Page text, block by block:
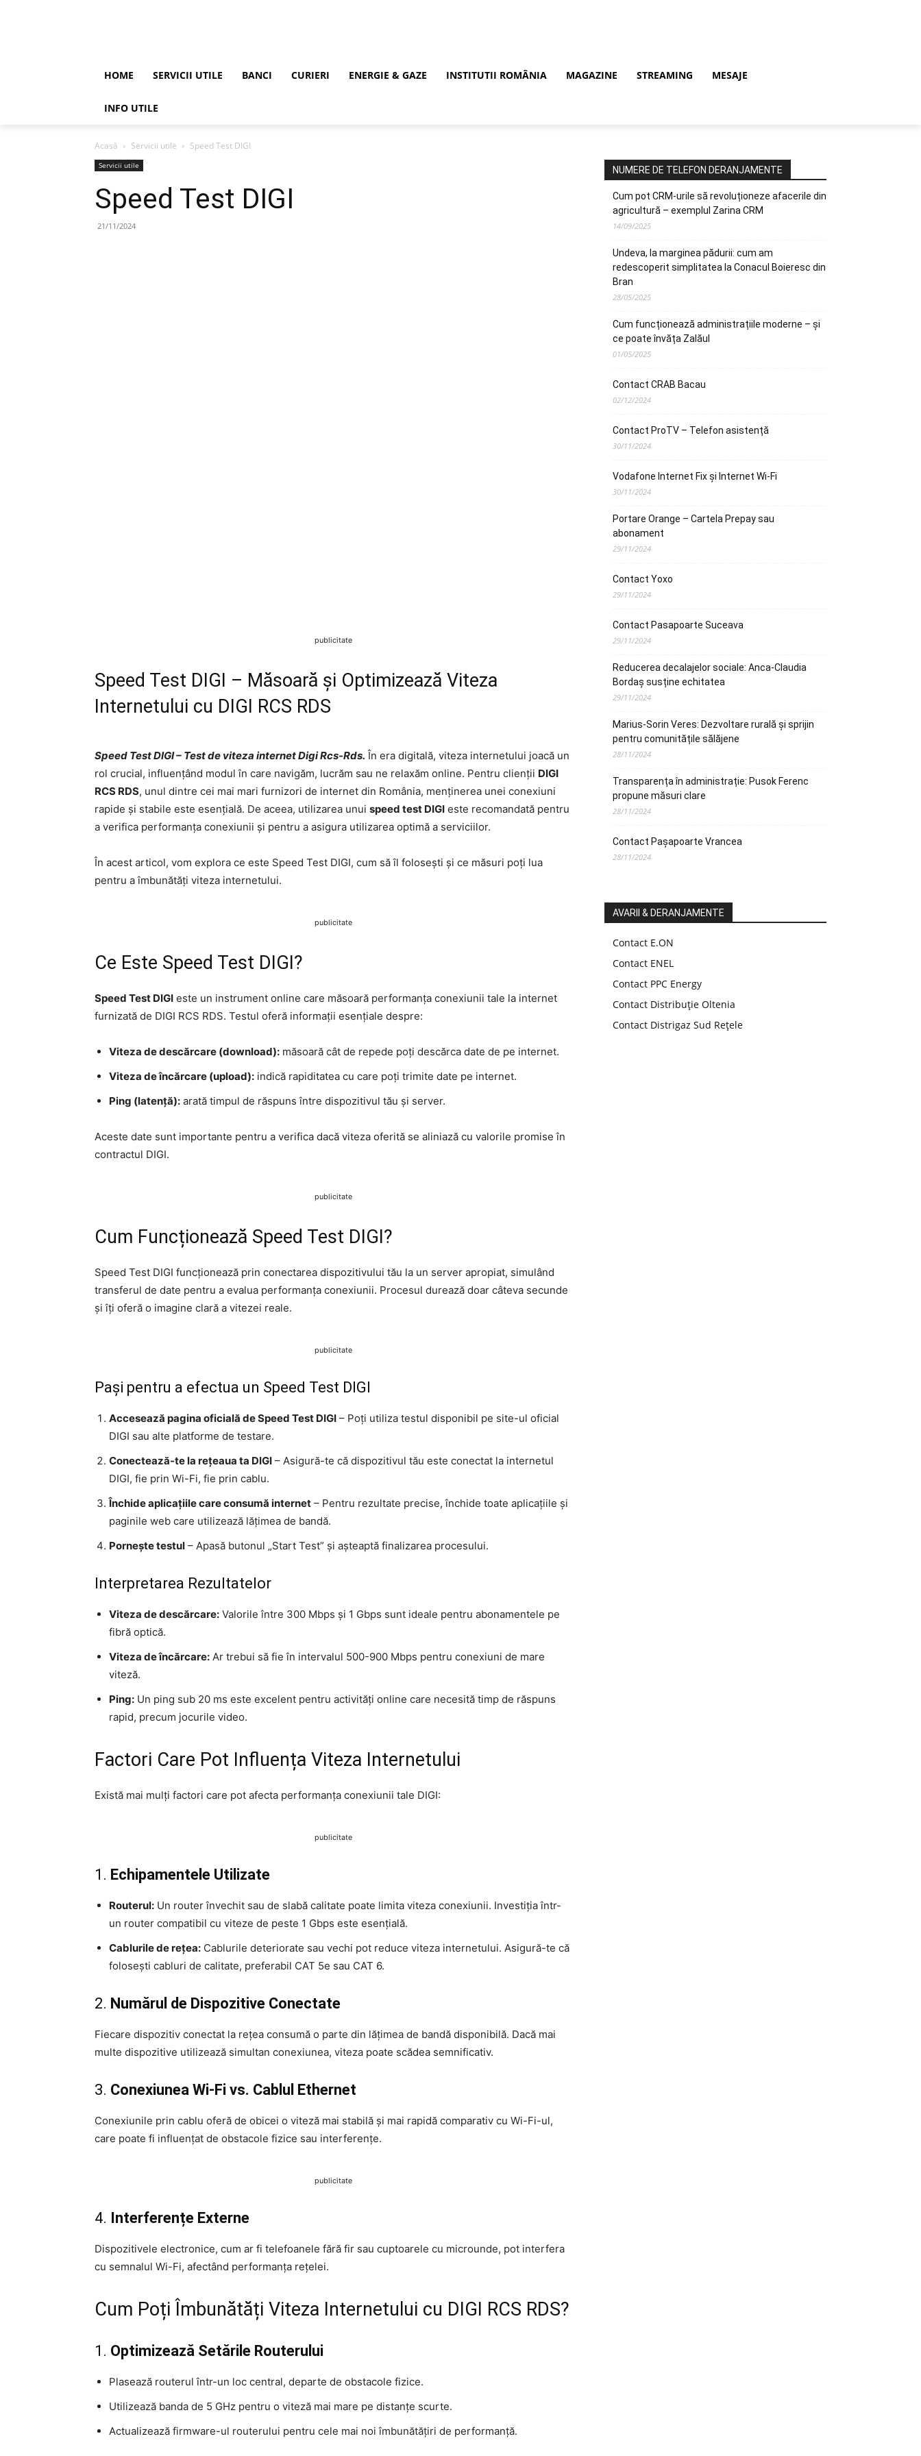
HOME SERVICII UTILE BANCI CURIERI ENERGIE & GAZE INSTITUTII ROMÂNIA MAGAZINE STREAMING MESAJE
INFO UTILE
Acasă Servicii utile Speed Test DIGI
Servicii utile
Speed Test DIGI
21/11/2024
publicitate
Speed Test DIGI – Măsoară și Optimizează Viteza
Internetului cu DIGI RCS RDS
Speed Test DIGI – Test de viteza internet Digi Rcs-Rds. În era digitală, viteza internetului joacă un
rol crucial, influențând modul în care navigăm, lucrăm sau ne relaxăm online. Pentru clienții DIGI
RCS RDS, unul dintre cei mai mari furnizori de internet din România, menținerea unei conexiuni
rapide și stabile este esențială. De aceea, utilizarea unui speed test DIGI este recomandată pentru
a verifica performanța conexiunii și pentru a asigura utilizarea optimă a serviciilor.
În acest articol, vom explora ce este Speed Test DIGI, cum să îl folosești și ce măsuri poți lua
pentru a îmbunătăți viteza internetului.
publicitate
Ce Este Speed Test DIGI?
Speed Test DIGI este un instrument online care măsoară performanța conexiunii tale la internet
furnizată de DIGI RCS RDS. Testul oferă informații esențiale despre:
Viteza de descărcare (download): măsoară cât de repede poți descărca date de pe internet.
Viteza de încărcare (upload): indică rapiditatea cu care poți trimite date pe internet.
Ping (latență): arată timpul de răspuns între dispozitivul tău și server.
Aceste date sunt importante pentru a verifica dacă viteza oferită se aliniază cu valorile promise în
contractul DIGI.
publicitate
Cum Funcționează Speed Test DIGI?
Speed Test DIGI funcționează prin conectarea dispozitivului tău la un server apropiat, simulând
transferul de date pentru a evalua performanța conexiunii. Procesul durează doar câteva secunde
și îți oferă o imagine clară a vitezei reale.
publicitate
Pași pentru a efectua un Speed Test DIGI
Accesează pagina oficială de Speed Test DIGI – Poți utiliza testul disponibil pe site-ul oficial
DIGI sau alte platforme de testare.
Conectează-te la rețeaua ta DIGI – Asigură-te că dispozitivul tău este conectat la internetul
DIGI, fie prin Wi-Fi, fie prin cablu.
Închide aplicațiile care consumă internet – Pentru rezultate precise, închide toate aplicațiile și
paginile web care utilizează lățimea de bandă.
Pornește testul – Apasă butonul „Start Test” și așteaptă finalizarea procesului.
Interpretarea Rezultatelor
Viteza de descărcare: Valorile între 300 Mbps și 1 Gbps sunt ideale pentru abonamentele pe
fibră optică.
Viteza de încărcare: Ar trebui să fie în intervalul 500-900 Mbps pentru conexiuni de mare
viteză.
Ping: Un ping sub 20 ms este excelent pentru activități online care necesită timp de răspuns
rapid, precum jocurile video.
Factori Care Pot Influența Viteza Internetului
Există mai mulți factori care pot afecta performanța conexiunii tale DIGI:
publicitate
1. Echipamentele Utilizate
Routerul: Un router învechit sau de slabă calitate poate limita viteza conexiunii. Investiția într-
un router compatibil cu viteze de peste 1 Gbps este esențială.
Cablurile de rețea: Cablurile deteriorate sau vechi pot reduce viteza internetului. Asigură-te că
folosești cabluri de calitate, preferabil CAT 5e sau CAT 6.
2. Numărul de Dispozitive Conectate
Fiecare dispozitiv conectat la rețea consumă o parte din lățimea de bandă disponibilă. Dacă mai
multe dispozitive utilizează simultan conexiunea, viteza poate scădea semnificativ.
3. Conexiunea Wi-Fi vs. Cablul Ethernet
Conexiunile prin cablu oferă de obicei o viteză mai stabilă și mai rapidă comparativ cu Wi-Fi-ul,
care poate fi influențat de obstacole fizice sau interferențe.
publicitate
4. Interferențe Externe
Dispozitivele electronice, cum ar fi telefoanele fără fir sau cuptoarele cu microunde, pot interfera
cu semnalul Wi-Fi, afectând performanța rețelei.
Cum Poți Îmbunătăți Viteza Internetului cu DIGI RCS RDS?
1. Optimizează Setările Routerului
Plasează routerul într-un loc central, departe de obstacole fizice.
Utilizează banda de 5 GHz pentru o viteză mai mare pe distanțe scurte.
Actualizează firmware-ul routerului pentru cele mai noi îmbunătățiri de performanță.
NUMERE DE TELEFON DERANJAMENTE
Cum pot CRM-urile să revoluționeze afacerile din
agricultură – exemplul Zarina CRM
14/09/2025
Undeva, la marginea pădurii: cum am
redescoperit simplitatea la Conacul Boieresc din
Bran
28/05/2025
Cum funcționează administrațiile moderne – și
ce poate învăța Zalăul
01/05/2025
Contact CRAB Bacau
02/12/2024
Contact ProTV – Telefon asistență
30/11/2024
Vodafone Internet Fix și Internet Wi-Fi
30/11/2024
Portare Orange – Cartela Prepay sau
abonament
29/11/2024
Contact Yoxo
29/11/2024
Contact Pasapoarte Suceava
29/11/2024
Reducerea decalajelor sociale: Anca-Claudia
Bordaș susține echitatea
29/11/2024
Marius-Sorin Veres: Dezvoltare rurală și sprijin
pentru comunitățile sălăjene
28/11/2024
Transparența în administrație: Pusok Ferenc
propune măsuri clare
28/11/2024
Contact Pașapoarte Vrancea
28/11/2024
AVARII & DERANJAMENTE
Contact E.ON
Contact ENEL
Contact PPC Energy
Contact Distribuție Oltenia
Contact Distrigaz Sud Rețele